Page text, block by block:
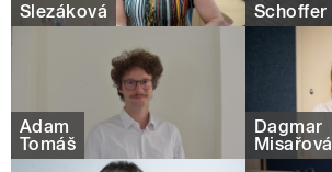
Slezáková
Schoffer
Adam
Tomáš
Dagmar
Misařová